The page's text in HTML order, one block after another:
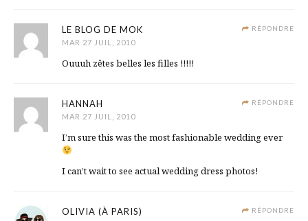
RÉPONDRE
LE BLOG DE MOK
MAR 27 JUIL, 2010
Ouuuh zêtes belles les filles !!!!!
RÉPONDRE
HANNAH
MAR 27 JUIL, 2010
I’m sure this was the most fashionable wedding ever
I can’t wait to see actual wedding dress photos!
RÉPONDRE
OLIVIA (À PARIS)